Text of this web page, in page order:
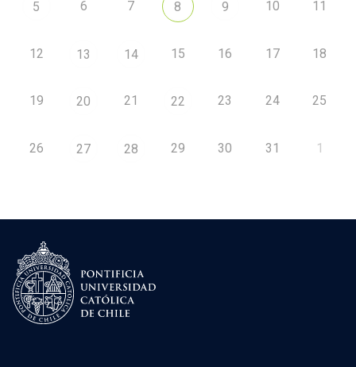
5 6 7 8 9 10 11
12 13 14 15 16 17 18
19 20 21 22 23 24 25
26 27 28 29 30 31 1